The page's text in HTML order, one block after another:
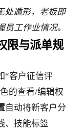
处遁形，老板即
员工作业情况。
限与派单规
“客户征信评
的查看/编辑权
自动将新客户分
、技能标签